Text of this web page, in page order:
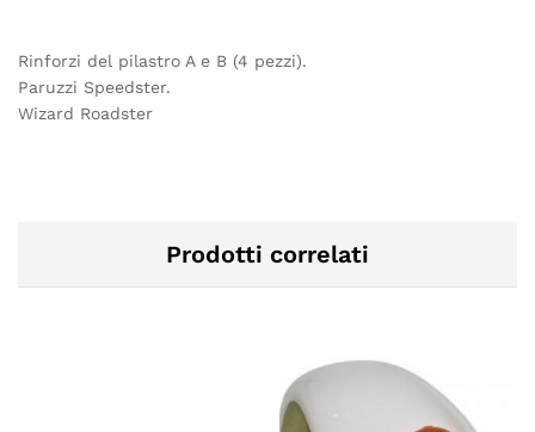
Rinforzi del pilastro A e B (4 pezzi).
Paruzzi Speedster.
Wizard Roadster
Prodotti correlati